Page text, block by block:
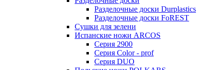
Разделочные доски Durplastics
Разделочные доски FoREST
Сушки для зелени
Испанские ножи ARCOS
Серия 2900
Серия Color - prof
Серия DUO